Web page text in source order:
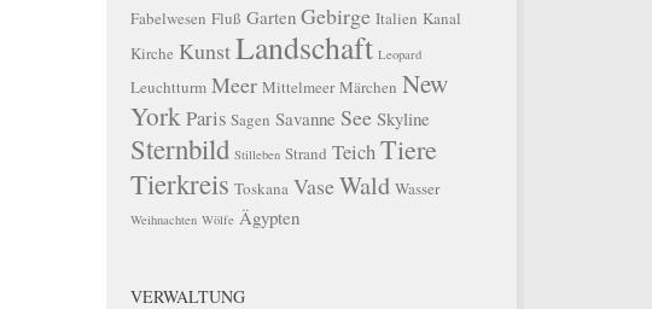
Fabelwesen Fluß Garten Gebirge Italien Kanal
Kirche KunstLandschaft Leopard
Leuchtturm Meer Mittelmeer Märchen New
YorkParis Sagen Savanne See Skyline
Sternbild Stilleben Strand TeichTiere
Tierkreis Toskana VaseWald Wasser
Weihnachten Wölfe Ägypten
VERWALTUNG